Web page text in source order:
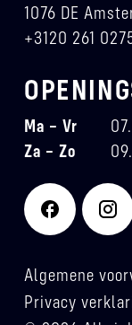
1076 DE
+3120 261
Ma – Vr
Za – Zo
Algemene
Privacy